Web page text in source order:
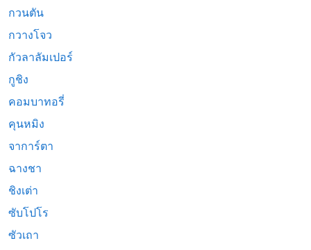
กวนตัน
กวางโจว
กัวลาลัมเปอร์
กูชิง
คอมบาทอรี่
คุนหมิง
จาการ์ตา
ฉางชา
ชิงเต่า
ซับโปโร
ซัวเถา